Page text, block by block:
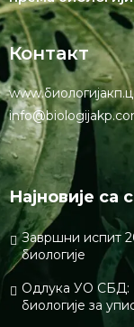
О нама
Биологијакп је
популаризацији
технологије
према
Контакт